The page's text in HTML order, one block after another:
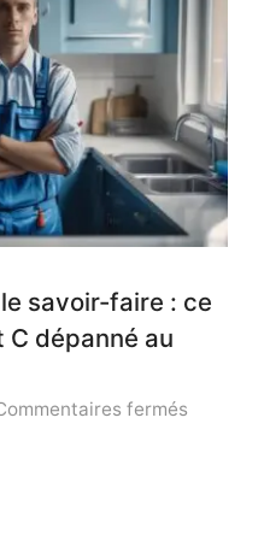
des
modèles
tarifs
disponibles
savoir-faire : ce
C dépanné au
fermés